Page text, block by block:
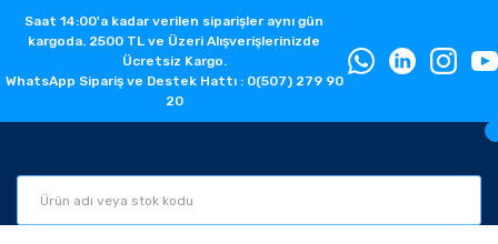
Saat 14:00'a kadar verilen siparişler aynı gün
kargoda. 2500 TL ve Üzeri Alışverişlerinizde
Ücretsiz Kargo.
WhatsApp Sipariş ve Destek Hattı : 0(507) 279 90
20